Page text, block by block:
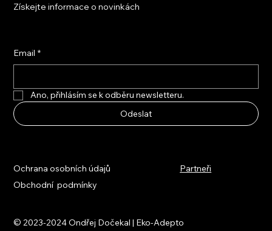
Získejte informace o novinkách
Email *
Ano, přihlásím se k odběru newsletteru.
Odeslat
© 2023-2024 Ondřej Dočekal | Eko-Adepto
Ochrana osobních údajů
Obchodní podmínky
Partneři